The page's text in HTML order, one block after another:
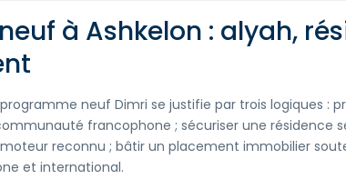
à Ashkelon : alyah,
neuf Dimri se justifie par trois logiques :
francophone ; sécuriser une résidence
reconnu ; bâtir un placement immobilier
et international.